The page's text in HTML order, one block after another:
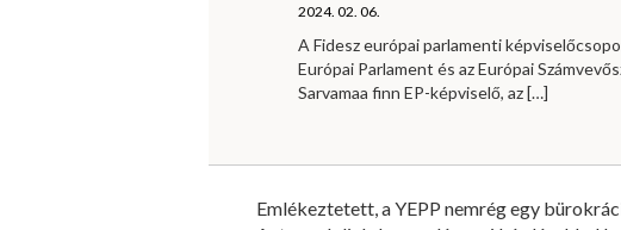
2024. 02. 06.
A Fidesz európai parlamenti
Európai Parlament és az Európai
Sarvamaa finn EP-képviselő, az[…]
Emlékeztetett, a YEPP nemrég egy